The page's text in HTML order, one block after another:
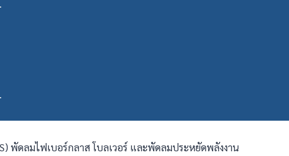
พัดลมไฟเบอร์กลาส โบลเวอร์ และพัดลมประหยัดพลังงาน